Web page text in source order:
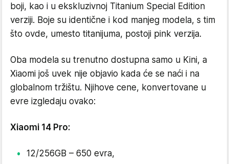
boji, kao i u ekskluzivnoj Titanium Special Edition
verziji. Boje su identične i kod manjeg modela, s tim
što ovde, umesto titanijuma, postoji pink verzija.
Oba modela su trenutno dostupna samo u Kini, a
Xiaomi još uvek nije objavio kada će se naći i na
globalnom tržištu. Njihove cene, konvertovane u
evre izgledaju ovako:
Xiaomi 14 Pro:
12/256GB – 650 evra,